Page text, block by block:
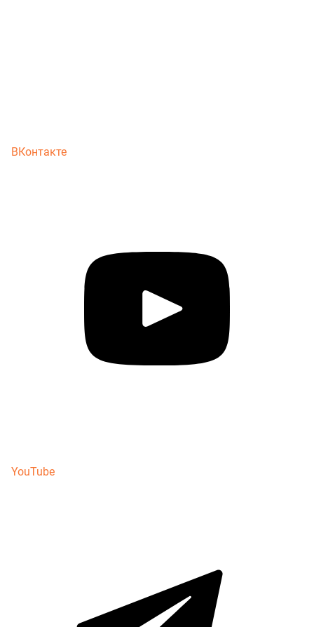
ВКонтакте
YouTube